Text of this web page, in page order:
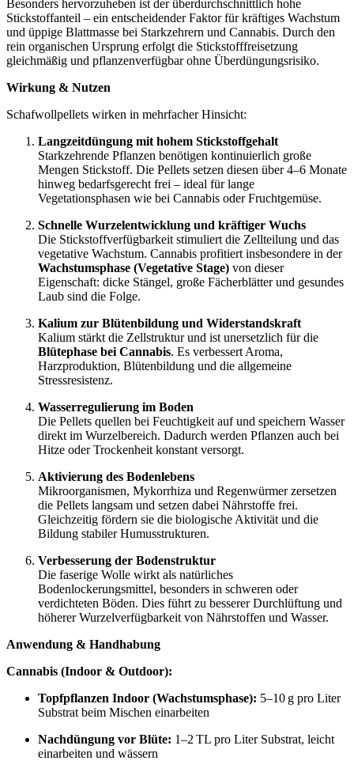
Besonders hervorzuheben ist der überdurchschnittlich hohe
Stickstoffanteil – ein entscheidender Faktor für kräftiges Wachstum
und üppige Blattmasse bei Starkzehrern und Cannabis. Durch den
rein organischen Ursprung erfolgt die Stickstofffreisetzung
gleichmäßig und pflanzenverfügbar ohne Überdüngungsrisiko.
Wirkung & Nutzen
Schafwollpellets wirken in mehrfacher Hinsicht:
Langzeitdüngung mit hohem Stickstoffgehalt
Starkzehrende Pflanzen benötigen kontinuierlich große
Mengen Stickstoff. Die Pellets setzen diesen über 4–6 Monate
hinweg bedarfsgerecht frei – ideal für lange
Vegetationsphasen wie bei Cannabis oder Fruchtgemüse.
Schnelle Wurzelentwicklung und kräftiger Wuchs
Die Stickstoffverfügbarkeit stimuliert die Zellteilung und das
vegetative Wachstum. Cannabis profitiert insbesondere in der
Wachstumsphase (Vegetative Stage) von dieser
Eigenschaft: dicke Stängel, große Fächerblätter und gesundes
Laub sind die Folge.
Kalium zur Blütenbildung und Widerstandskraft
Kalium stärkt die Zellstruktur und ist unersetzlich für die
Blütephase bei Cannabis. Es verbessert Aroma,
Harzproduktion, Blütenbildung und die allgemeine
Stressresistenz.
Wasserregulierung im Boden
Die Pellets quellen bei Feuchtigkeit auf und speichern Wasser
direkt im Wurzelbereich. Dadurch werden Pflanzen auch bei
Hitze oder Trockenheit konstant versorgt.
Aktivierung des Bodenlebens
Mikroorganismen, Mykorrhiza und Regenwürmer zersetzen
die Pellets langsam und setzen dabei Nährstoffe frei.
Gleichzeitig fördern sie die biologische Aktivität und die
Bildung stabiler Humusstrukturen.
Verbesserung der Bodenstruktur
Die faserige Wolle wirkt als natürliches
Bodenlockerungsmittel, besonders in schweren oder
verdichteten Böden. Dies führt zu besserer Durchlüftung und
höherer Wurzelverfügbarkeit von Nährstoffen und Wasser.
Anwendung & Handhabung
Cannabis (Indoor & Outdoor):
Topfpflanzen Indoor (Wachstumsphase): 5–10 g pro Liter
Substrat beim Mischen einarbeiten
Nachdüngung vor Blüte: 1–2 TL pro Liter Substrat, leicht
einarbeiten und wässern